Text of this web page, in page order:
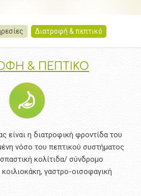
Διατροφή & πεπτικό
& ΠΕΠΤΙΚΟ
είναι η διατροφική φροντίδα του
νόσο του πεπτικού συστήματος
κολίτιδα/ σύνδρομο
γαστρο-οισοφαγική